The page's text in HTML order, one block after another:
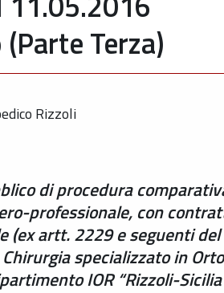
Terza)
Rizzoli
di procedura
professionale, con
(ex artt. 2229 e seguenti del
specializzato in
IOR “Rizzoli-